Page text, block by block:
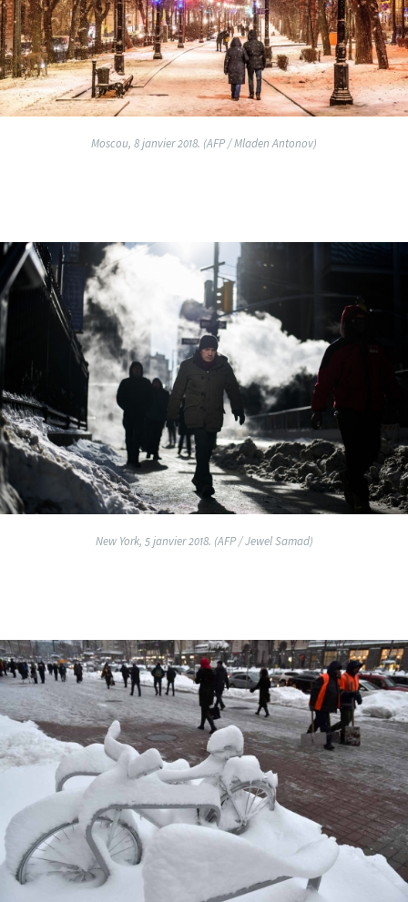
Moscou, 8 janvier 2018. (AFP / Mladen Antonov)
New York, 5 janvier 2018. (AFP / Jewel Samad)